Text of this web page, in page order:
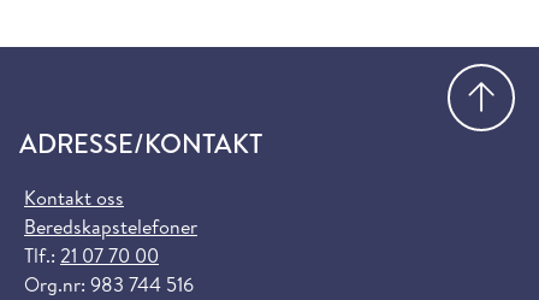
ADRESSE/KONTAKT
Kontakt oss
Beredskapstelefoner
Tlf.: 21 07 70 00
Org.nr: 983 744 516